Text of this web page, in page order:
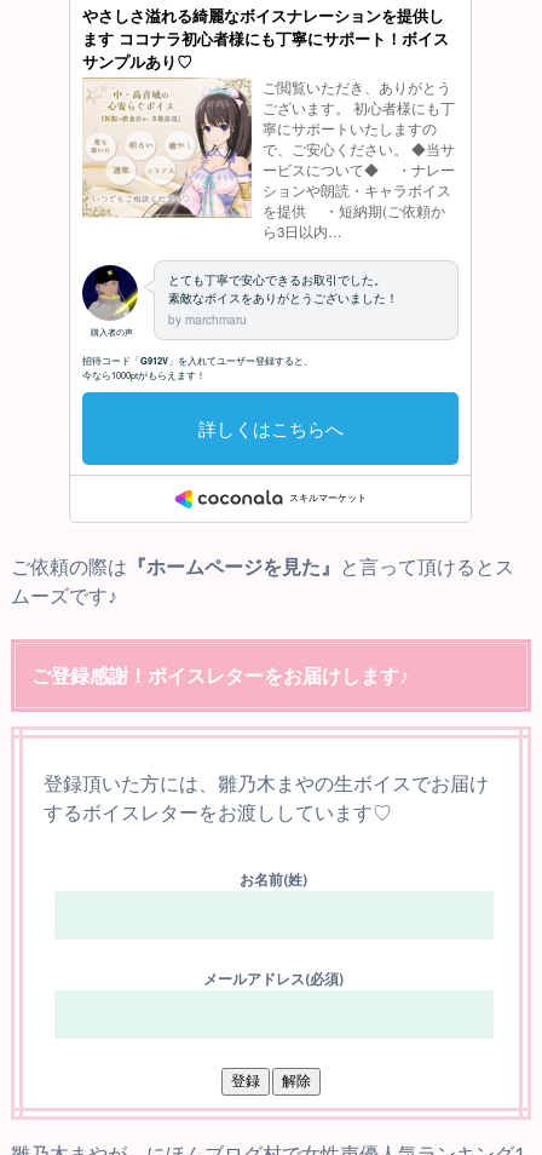
ご依頼の際は 『ホームページを見た』
と言って頂けるとス
ムーズです♪
ご登録感謝！ボイスレターをお届けします♪
登録頂いた方には、雛乃木まやの生ボイスでお届け
するボイスレターをお渡ししています♡
お名前(姓)
メールアドレス(必須)